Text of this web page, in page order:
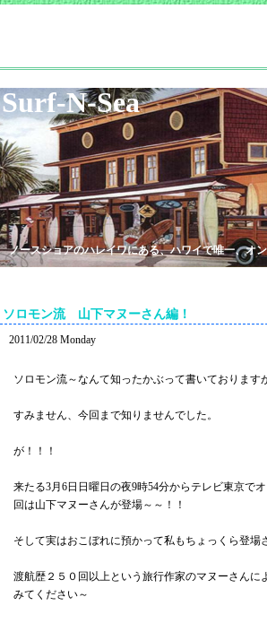
Surf-N-Sea
ノースショアのハレイワにある、ハワイで唯一、オ
ソロモン流 山下マヌーさん編！
2011/02/28 Monday
ソロモン流～なんて知ったかぶって書いております
すみません、今回まで知りませんでした。
が！！！
来たる3月6日日曜日の夜9時54分からテレビ東京で
回は山下マヌーさんが登場～～！！
そして実はおこぼれに預かって私もちょっくら登場
渡航歴２５０回以上という旅行作家のマヌーさん
みてください～